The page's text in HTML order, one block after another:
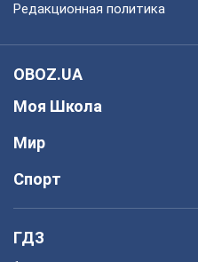
Редакционная политика
OBOZ.UA
Моя Школа
Мир
Спорт
ГДЗ